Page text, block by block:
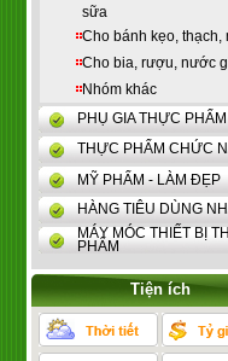
sữa
Cho bánh kẹo, thạch,
Cho bia, rượu, nước
Nhóm khác
PHỤ GIA THỰC PHẨM
THỰC PHẨM CHỨC
MỸ PHẨM - LÀM ĐẸP
HÀNG TIÊU DÙNG
MÁY MÓC THIẾT BỊ
PHẨM
Tiện ích